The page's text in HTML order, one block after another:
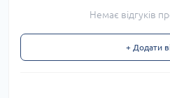
Немає відгуків
+ Додати